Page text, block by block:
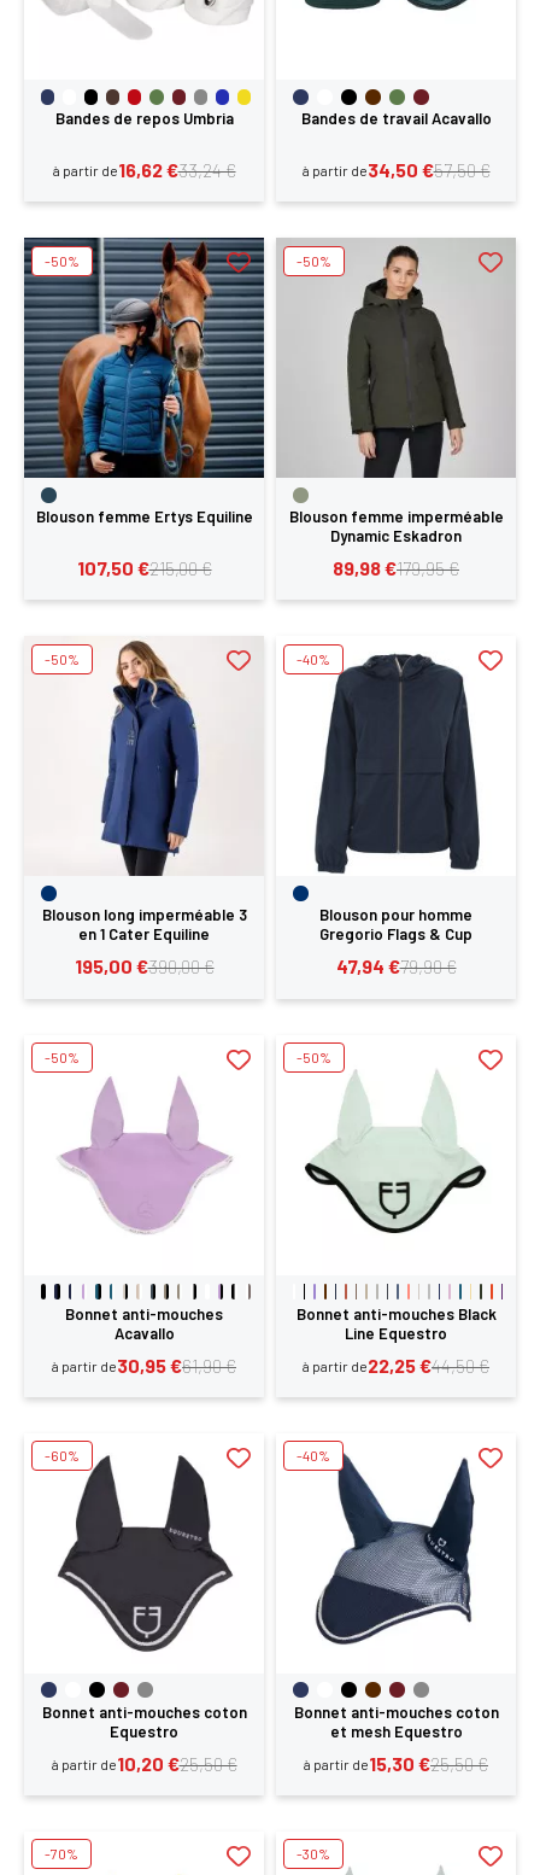
Bandes de repos Umbria
à partir de 33,24 €
16,62 €
Bandes de travail Acavallo
à partir de 57,50 €
34,50 €
Blouson femme Ertys Equiline
215,00 €
107,50 €
-50%
Blouson femme imperméable
Dynamic Eskadron
179,95 €
89,98 €
-50%
Blouson long imperméable 3
en 1 Cater Equiline
390,00 €
195,00 €
-50%
Blouson pour homme
Gregorio Flags & Cup
79,90 €
47,94 €
-40%
Bonnet anti-mouches
Acavallo
à partir de 61,90 €
30,95 €
-50%
Bonnet anti-mouches Black
Line Equestro
à partir de 44,50 €
22,25 €
-50%
Bonnet anti-mouches coton
Equestro
à partir de 25,50 €
10,20 €
-60%
Bonnet anti-mouches coton
et mesh Equestro
à partir de 25,50 €
15,30 €
-40%
-70% -30%
×